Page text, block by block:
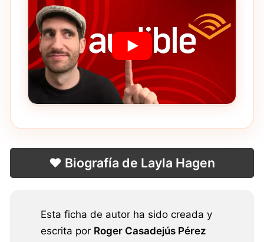
❤️ Biografía de Layla Hagen
Esta ficha de autor ha sido creada y
escrita por Roger Casadejús Pérez